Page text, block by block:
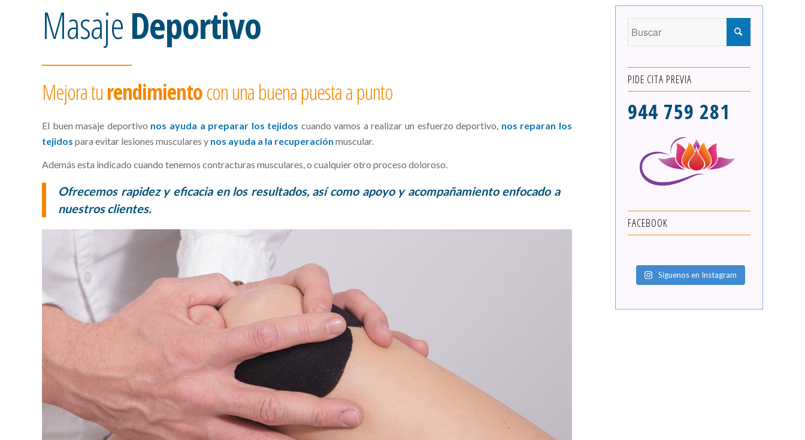
MasajeDeportivo
Mejora turendimientocon una buena puesta a punto
El buen masaje deportivo nos ayuda a preparar los tejidos cuando vamos a realizar un esfuerzo deportivo, nos reparan los
tejidos para evitar lesiones musculares y nos ayuda a la recuperación muscular.
Además esta indicado cuando tenemos contracturas musculares, o cualquier otro proceso doloroso.
Ofrecemos rapidez y eficacia en los resultados, así como apoyo y acompañamiento enfocado a
nuestros clientes.
PIDE CITA PREVIA
944 759 281
FACEBOOK
Síguenos en Instagram